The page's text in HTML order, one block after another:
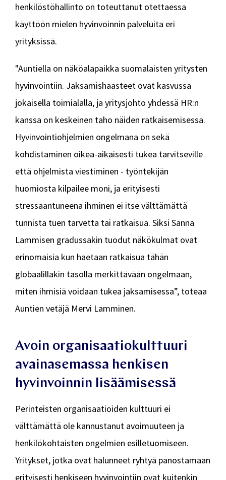
henkilöstöhallinto on toteuttanut otettaessa
käyttöön mielen hyvinvoinnin palveluita eri
yrityksissä.
"Auntiella on näköalapaikka suomalaisten yritysten
hyvinvointiin. Jaksamishaasteet ovat kasvussa
jokaisella toimialalla, ja yritysjohto yhdessä HR:n
kanssa on keskeinen taho näiden ratkaisemisessa.
Hyvinvointiohjelmien ongelmana on sekä
kohdistaminen oikea-aikaisesti tukea tarvitseville
että ohjelmista viestiminen - työntekijän
huomiosta kilpailee moni, ja erityisesti
stressaantuneena ihminen ei itse välttämättä
tunnista tuen tarvetta tai ratkaisua. Siksi Sanna
Lammisen gradussakin tuodut näkökulmat ovat
erinomaisia kun haetaan ratkaisua tähän
globaalillakin tasolla merkittävään ongelmaan,
miten ihmisiä voidaan tukea jaksamisessa”, toteaa
Auntien vetäjä Mervi Lamminen.
Avoin organisaatiokulttuuri
avainasemassa henkisen
hyvinvoinnin lisäämisessä
Perinteisten organisaatioiden kulttuuri ei
välttämättä ole kannustanut avoimuuteen ja
henkilökohtaisten ongelmien esilletuomiseen.
Yritykset, jotka ovat halunneet ryhtyä panostamaan
erityisesti henkiseen hyvinvointiin ovat kuitenkin